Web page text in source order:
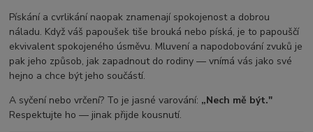
Pískání a cvrlikání naopak znamenají spokojenost a dobrou
náladu. Když váš papoušek tiše brouká nebo píská, je to papouščí
ekvivalent spokojeného úsměvu. Mluvení a napodobování zvuků je
pak jeho způsob, jak zapadnout do rodiny — vnímá vás jako své
hejno a chce být jeho součástí.
A syčení nebo vrčení? To je jasné varování: „Nech mě být."
Respektujte ho — jinak přijde kousnutí.